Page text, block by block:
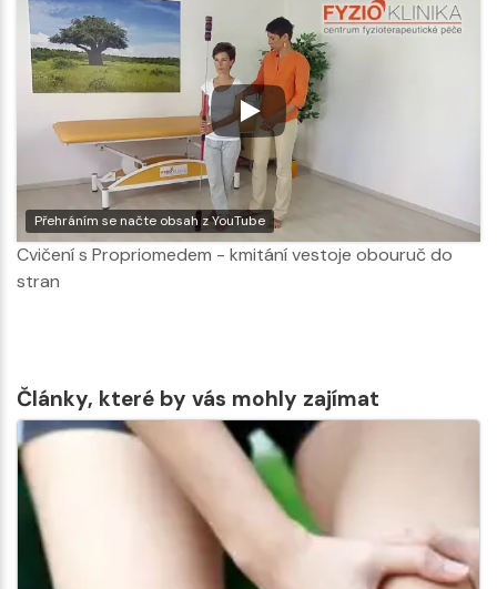
Přehráním se načte obsah z YouTube
Cvičení s Propriomedem - kmitání vestoje obouruč do
stran
Články, které by vás mohly zajímat